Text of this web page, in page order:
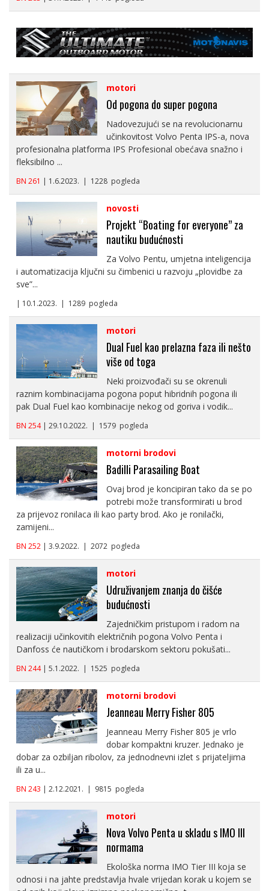
motori
Od pogona do super pogona
Nadovezujući se na revolucionarnu
učinkovitost Volvo Penta IPS-a, nova
profesionalna platforma IPS Profesional obećava snažno i
fleksibilno ...
BN 261 | 1.6.2023. | 1228 pogleda
novosti
Projekt “Boating for everyone” za
nautiku budućnosti
Za Volvo Pentu, umjetna inteligencija
i automatizacija ključni su čimbenici u razvoju „plovidbe za
sve”...
| 10.1.2023. | 1289 pogleda
motori
Dual Fuel kao prelazna faza ili nešto
više od toga
Neki proizvođači su se okrenuli
raznim kombinacijama pogona poput hibridnih pogona ili
pak Dual Fuel kao kombinacije nekog od goriva i vodik...
BN 254 | 29.10.2022. | 1579 pogleda
motorni brodovi
Badilli Parasailing Boat
Ovaj brod je koncipiran tako da se po
potrebi može transformirati u brod
za prijevoz ronilaca ili kao party brod. Ako je ronilački,
zamijeni...
BN 252 | 3.9.2022. | 2072 pogleda
motori
Udruživanjem znanja do čišće
budućnosti
Zajedničkim pristupom i radom na
realizaciji učinkovitih električnih pogona Volvo Penta i
Danfoss će nautičkom i brodarskom sektoru pokušati...
BN 244 | 5.1.2022. | 1525 pogleda
motorni brodovi
Jeanneau Merry Fisher 805
Jeanneau Merry Fisher 805 je vrlo
dobar kompaktni kruzer. Jednako je
dobar za ozbiljan ribolov, za jednodnevni izlet s prijateljima
ili za u...
BN 243 | 2.12.2021. | 9815 pogleda
motori
Nova Volvo Penta u skladu s IMO III
normama
Ekološka norma IMO Tier III koja se
odnosi i na jahte predstavlja hvale vrijedan korak u kojem se